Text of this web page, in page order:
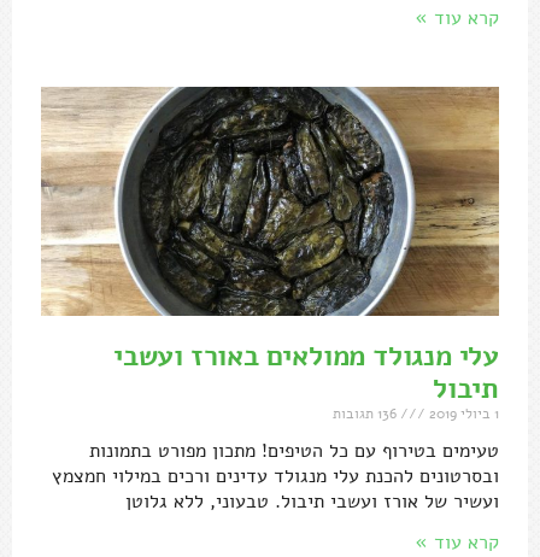
קרא עוד »
עלי מנגולד ממולאים באורז ועשבי
תיבול
1 ביולי 2019
טעימים בטירוף עם כל הטיפים! מתכון מפורט בתמונות
ובסרטונים להכנת עלי מנגולד עדינים ורכים במילוי חמצמץ
ועשיר של אורז ועשבי תיבול. טבעוני, ללא גלוטן
קרא עוד »